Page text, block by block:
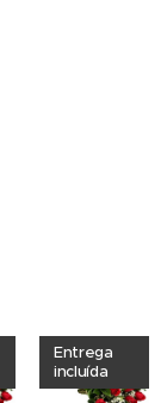
Entrega
incluída